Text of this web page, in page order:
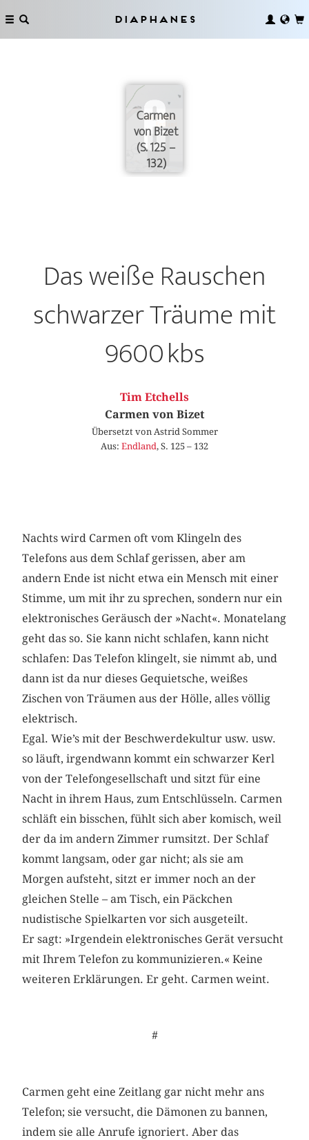
Diaphanes
Carmen
von Bizet
(S. 125 –
132)
Das weiße Rauschen
schwarzer Träume mit
9600 kbs
Tim Etchells
Carmen von Bizet
Übersetzt von Astrid Sommer
Aus: Endland, S. 125 – 132
Nachts wird Carmen oft vom Klingeln des
Telefons aus dem Schlaf gerissen, aber am
andern Ende ist nicht etwa ein Mensch mit einer
Stimme, um mit ihr zu sprechen, sondern nur ein
elektronisches Geräusch der »Nacht«. Monatelang
geht das so. Sie kann nicht schlafen, kann nicht
schlafen: Das Telefon klingelt, sie nimmt ab, und
dann ist da nur dieses Gequietsche, weißes
Zischen von Träumen aus der Hölle, alles völlig
elektrisch.
Egal. Wie’s mit der Beschwerdekultur usw. usw.
so läuft, irgendwann kommt ein schwarzer Kerl
von der Telefongesellschaft und sitzt für eine
Nacht in ihrem Haus, zum Entschlüsseln. Carmen
schläft ein bisschen, fühlt sich aber komisch, weil
der da im andern Zimmer rumsitzt. Der Schlaf
kommt langsam, oder gar nicht; als sie am
Morgen aufsteht, sitzt er immer noch an der
gleichen Stelle – am Tisch, ein Päckchen
nudistische Spielkarten vor sich ausgeteilt.
Er sagt: »Irgendein elektronisches Gerät versucht
mit Ihrem Telefon zu kommunizieren.« Keine
weiteren Erklärungen. Er geht. Carmen weint.
#
Carmen geht eine Zeitlang gar nicht mehr ans
Telefon; sie versucht, die Dämonen zu bannen,
indem sie alle Anrufe ignoriert. Aber das